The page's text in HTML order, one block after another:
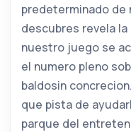
predeterminado de
descubres revela
nuestro juego se
el numero pleno
baldosin
que pista de
parque del